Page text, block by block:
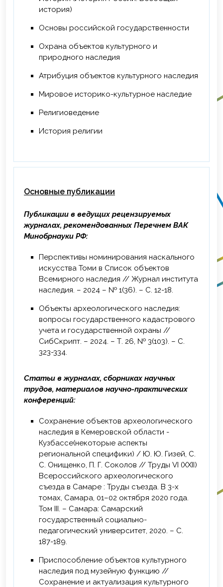
АНО ДПО «Сибирский институт
социальной работы», г. Новосибирск, 16
2025 г. – Повышение квалификации по
программе «Нейросети в ДПО:
технологии, вдохновляющие учить и
учиться», ФГБОУ ВО «Томский
управления и радиоэлектроники», г.
история)
Основы российской государственности
Охрана объектов культурного и
природного наследия
Атрибуция объектов культурного наследия
Мировое историко-культурное наследие
Религиоведение
История религии
Основные публикации
Публикации в ведущих рецензируемых
журналах, рекомендованных Перечнем ВАК
Минобрнауки РФ:
Перспективы номинирования наскального
искусства Томи в Список объектов
Всемирного наследия // Журнал института
наследия. – 2024 – № 1(36). – С. 12-18.
Объекты археологического наследия:
вопросы государственного кадастрового
учета и государственной охраны //
СибСкрипт. – 2024. – Т. 26, № 3(103). – С.
323-334.
Статьи в журналах, сборниках научных
трудов, материалов научно-практических
конференций:
Сохранение объектов археологического
наследия в Кемеровской области -
Кузбассе(некоторые аспекты
региональной специфики) / Ю. Ю. Гизей, С.
С. Онищенко, П. Г. Соколов // Труды VI (XXII)
Всероссийского археологического
съезда в Самаре : Труды съезда. В 3-х
томах, Самара, 01–02 октября 2020 года.
Том III. – Самара: Самарский
государственный социально-
педагогический университет, 2020. – С.
187-189.
Приспособление объектов культурного
наследия под музейную функцию //
Сохранение и актуализация культурного